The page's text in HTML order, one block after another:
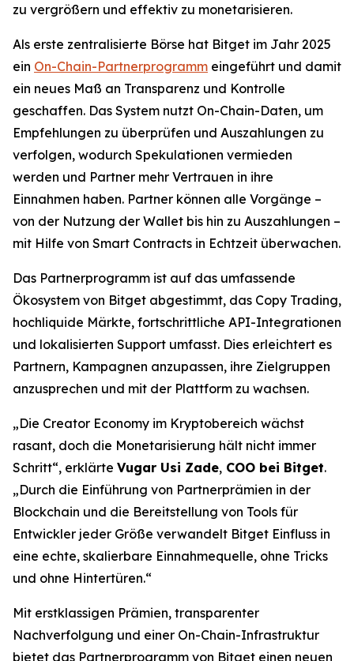
zu vergrößern und effektiv zu monetarisieren.
Als erste zentralisierte Börse hat Bitget im Jahr 2025
ein On-Chain-Partnerprogramm eingeführt und damit
ein neues Maß an Transparenz und Kontrolle
geschaffen. Das System nutzt On-Chain-Daten, um
Empfehlungen zu überprüfen und Auszahlungen zu
verfolgen, wodurch Spekulationen vermieden
werden und Partner mehr Vertrauen in ihre
Einnahmen haben. Partner können alle Vorgänge –
von der Nutzung der Wallet bis hin zu Auszahlungen –
mit Hilfe von Smart Contracts in Echtzeit überwachen.
Das Partnerprogramm ist auf das umfassende
Ökosystem von Bitget abgestimmt, das Copy Trading,
hochliquide Märkte, fortschrittliche API-Integrationen
und lokalisierten Support umfasst. Dies erleichtert es
Partnern, Kampagnen anzupassen, ihre Zielgruppen
anzusprechen und mit der Plattform zu wachsen.
„Die Creator Economy im Kryptobereich wächst
rasant, doch die Monetarisierung hält nicht immer
Schritt“, erklärte Vugar Usi Zade, COO bei Bitget.
„Durch die Einführung von Partnerprämien in der
Blockchain und die Bereitstellung von Tools für
Entwickler jeder Größe verwandelt Bitget Einfluss in
eine echte, skalierbare Einnahmequelle, ohne Tricks
und ohne Hintertüren.“
Mit erstklassigen Prämien, transparenter
Nachverfolgung und einer On-Chain-Infrastruktur
bietet das Partnerprogramm von Bitget einen neuen